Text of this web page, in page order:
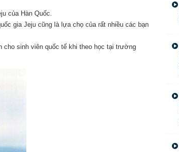
của Hàn Quốc.
gia Jeju cũng là lựa chọ của rất nhiều các bạn
sinh viên quốc tế khi theo học tại trường